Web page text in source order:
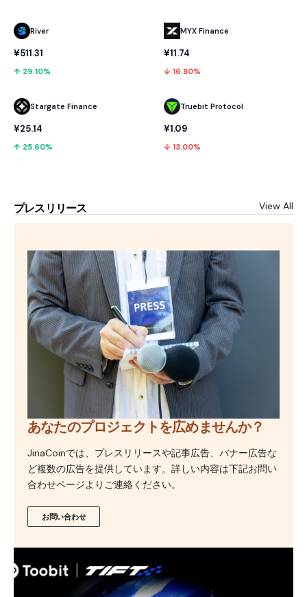
River
¥511.31
↑ 29.10%
Stargate Finance
¥25.14
↑ 25.60%
MYX Finance
¥11.74
↓ 16.80%
Truebit Protocol
¥1.09
↓ 13.00%
プレスリリース View All
あなたのプロジェクトを広めませんか？
JinaCoinでは、プレスリリースや記事広告、バナー広告な
ど複数の広告を提供しています。詳しい内容は下記お問い
合わせページよりご連絡ください。
お問い合わせ